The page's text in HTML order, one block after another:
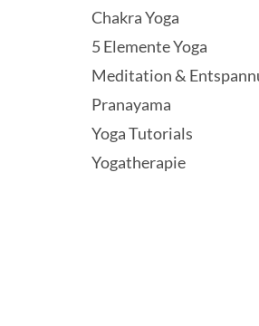
Chakra Yoga
5 Elemente Yoga
Meditation &
Pranayama
Yoga Tutorials
Yogatherapie